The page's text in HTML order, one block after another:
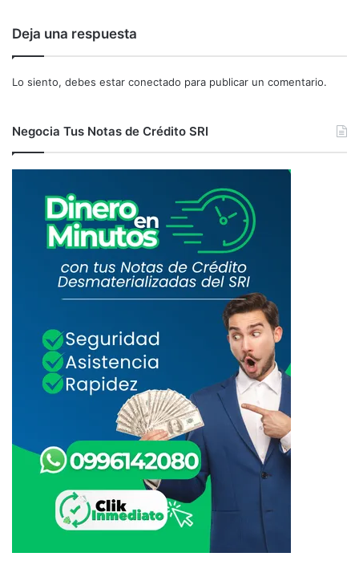
I
L
0
U
T
A
M
O
Deja una respuesta
Lo siento, debes estar conectado para publicar un comentario.
Negocia Tus Notas de Crédito SRI